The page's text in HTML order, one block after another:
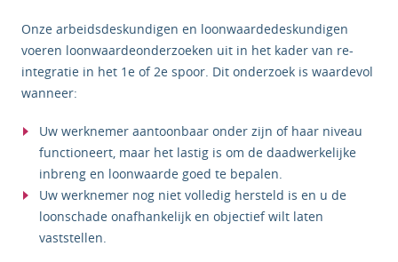
Onze arbeidsdeskundigen en loonwaardedeskundigen
voeren loonwaardeonderzoeken uit in het kader van re-
integratie in het 1e of 2e spoor. Dit onderzoek is waardevol
wanneer:
Uw werknemer aantoonbaar onder zijn of haar niveau
functioneert, maar het lastig is om de daadwerkelijke
inbreng en loonwaarde goed te bepalen.
Uw werknemer nog niet volledig hersteld is en u de
loonschade onafhankelijk en objectief wilt laten
vaststellen.